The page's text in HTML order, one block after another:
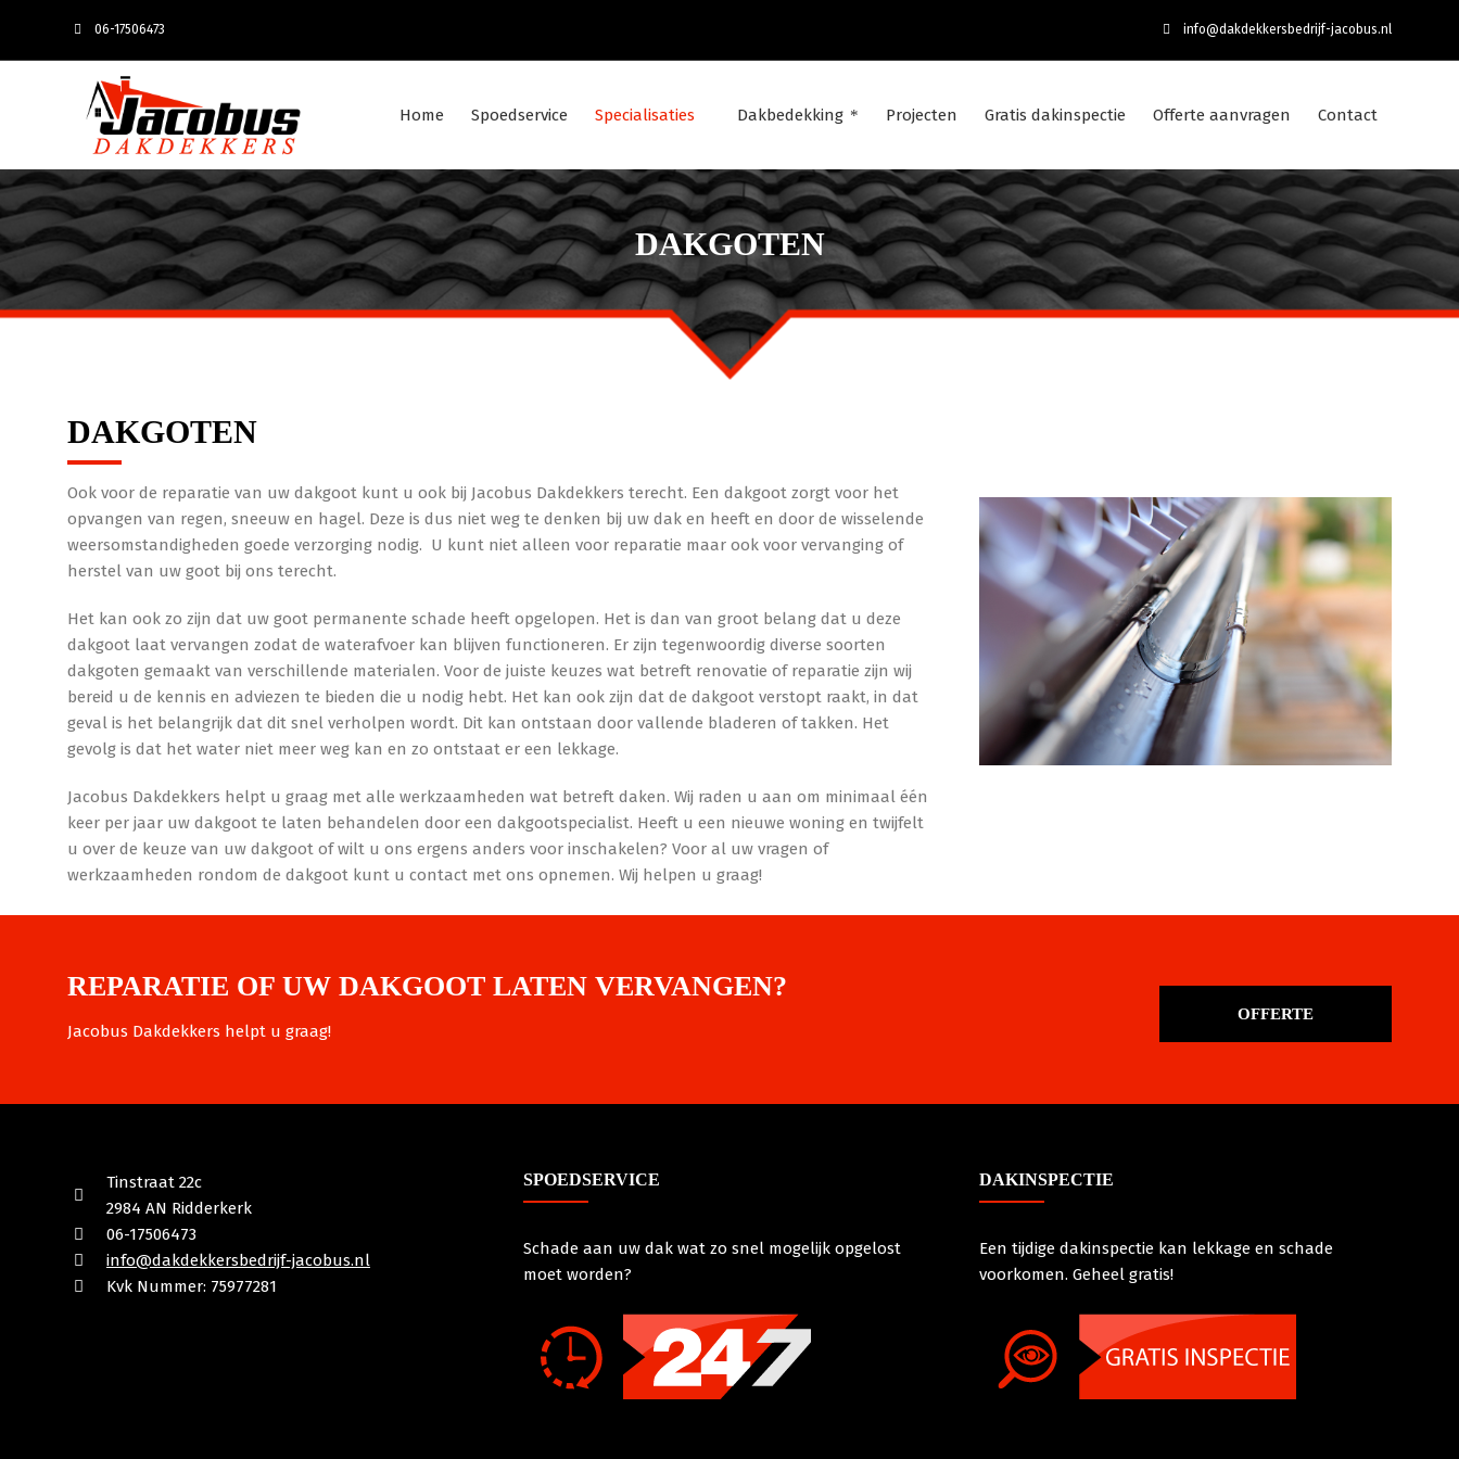
06-17506473 info@dakdekkersbedrijf-jacobus.nl
Home Spoedservice Specialisaties Dakbedekking Projecten Gratis dakinspectie Offerte aanvragen Contact
DAKGOTEN
DAKGOTEN
Ook voor de reparatie van uw dakgoot kunt u ook bij Jacobus Dakdekkers terecht. Een dakgoot zorgt voor het
opvangen van regen, sneeuw en hagel. Deze is dus niet weg te denken bij uw dak en heeft en door de wisselende
weersomstandigheden goede verzorging nodig. U kunt niet alleen voor reparatie maar ook voor vervanging of
herstel van uw goot bij ons terecht.
Het kan ook zo zijn dat uw goot permanente schade heeft opgelopen. Het is dan van groot belang dat u deze
dakgoot laat vervangen zodat de waterafvoer kan blijven functioneren. Er zijn tegenwoordig diverse soorten
dakgoten gemaakt van verschillende materialen. Voor de juiste keuzes wat betreft renovatie of reparatie zijn wij
bereid u de kennis en adviezen te bieden die u nodig hebt. Het kan ook zijn dat de dakgoot verstopt raakt, in dat
geval is het belangrijk dat dit snel verholpen wordt. Dit kan ontstaan door vallende bladeren of takken. Het
gevolg is dat het water niet meer weg kan en zo ontstaat er een lekkage.
Jacobus Dakdekkers helpt u graag met alle werkzaamheden wat betreft daken. Wij raden u aan om minimaal één
keer per jaar uw dakgoot te laten behandelen door een dakgootspecialist. Heeft u een nieuwe woning en twijfelt
u over de keuze van uw dakgoot of wilt u ons ergens anders voor inschakelen? Voor al uw vragen of
werkzaamheden rondom de dakgoot kunt u contact met ons opnemen. Wij helpen u graag!
REPARATIE OF UW DAKGOOT LATEN VERVANGEN?
Jacobus Dakdekkers helpt u graag!
OFFERTE
Tinstraat 22c
2984 AN Ridderkerk
06-17506473
info@dakdekkersbedrijf-jacobus.nl
Kvk Nummer: 75977281
SPOEDSERVICE
Schade aan uw dak wat zo snel mogelijk opgelost
moet worden?
DAKINSPECTIE
Een tijdige dakinspectie kan lekkage en schade
voorkomen. Geheel gratis!